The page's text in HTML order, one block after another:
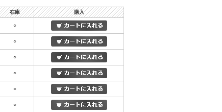
在庫 購入
○
○
○
○
○
○